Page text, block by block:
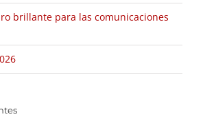
brillante para las comunicaciones